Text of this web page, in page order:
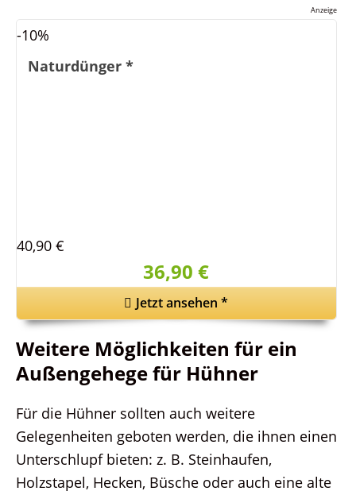
Anzeige
-10%
Naturdünger *
40,90 €
36,90 €
Jetzt ansehen*
Weitere Möglichkeiten für ein
Außengehege für Hühner
Für die Hühner sollten auch weitere
Gelegenheiten geboten werden, die ihnen einen
Unterschlupf bieten: z. B. Steinhaufen,
Holzstapel, Hecken, Büsche oder auch eine alte